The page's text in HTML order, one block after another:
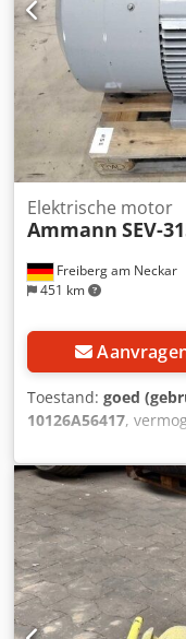
Freiberg am Neckar
451 km
Elektrische motor
Ammann SEV-
Toestand: goed
10126A56417,
,
228 A, totaalgewicht:
totale breedte:800
AMMANN motor,
Model: SEV-315M4
vermogen: 132 kW
snelheid: 1.490 l/min
details zie foto's &
voorraaditem.